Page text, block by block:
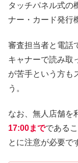
タッチパネル式の
ナー・カード発行
審査担当者と電話
キャナーで読み取
が苦手という方も
う。
なお、無人店舗を
17:00までであるこ
とに注意が必要で